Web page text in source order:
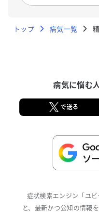
科学
トップ 病気一覧
病気に悩む
で送る
症状検索エンジン「ユ
と、最新かつ公知の情報